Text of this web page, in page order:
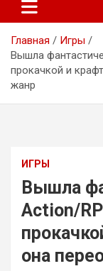
Главная
Игры
Вышла
прокачкой и
жанр
ИГРЫ
Вышла
Action/
она